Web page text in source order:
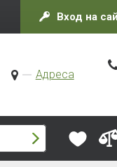
Вход на
Адреса